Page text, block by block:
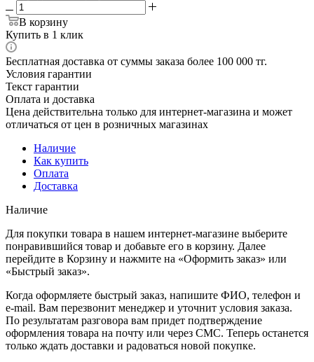
В корзину
Купить в 1 клик
Бесплатная доставка от суммы заказа более 100 000 тг.
Условия гарантии
Текст гарантии
Оплата и доставка
Цена действительна только для интернет-магазина и может
отличаться от цен в розничных магазинах
Наличие
Как купить
Оплата
Доставка
Наличие
Для покупки товара в нашем интернет-магазине выберите
понравившийся товар и добавьте его в корзину. Далее
перейдите в Корзину и нажмите на «Оформить заказ» или
«Быстрый заказ».
Когда оформляете быстрый заказ, напишите ФИО, телефон и
e-mail. Вам перезвонит менеджер и уточнит условия заказа.
По результатам разговора вам придет подтверждение
оформления товара на почту или через СМС. Теперь останется
только ждать доставки и радоваться новой покупке.